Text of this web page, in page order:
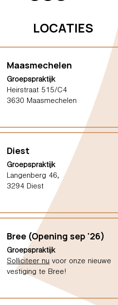
LOCATIES
Maasmechelen
Groepspraktijk
Heirstraat 515/C4
3630 Maasmechelen
Diest
Groepspraktijk
Langenberg 46,
3294 Diest
Bree (Opening sep '26)
Groepspraktijk
Solliciteer nu voor onze nieuwe
vestiging te Bree!